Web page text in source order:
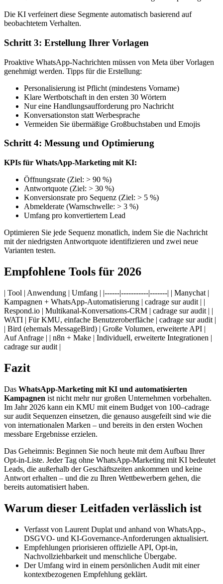
Die KI verfeinert diese Segmente automatisch basierend auf
beobachtetem Verhalten.
Schritt 3: Erstellung Ihrer Vorlagen
Proaktive WhatsApp-Nachrichten müssen von Meta über Vorlagen
genehmigt werden. Tipps für die Erstellung:
Personalisierung ist Pflicht (mindestens Vorname)
Klare Wertbotschaft in den ersten 30 Wörtern
Nur eine Handlungsaufforderung pro Nachricht
Konversationston statt Werbesprache
Vermeiden Sie übermäßige Großbuchstaben und Emojis
Schritt 4: Messung und Optimierung
KPIs für WhatsApp-Marketing mit KI:
Öffnungsrate (Ziel: > 90 %)
Antwortquote (Ziel: > 30 %)
Konversionsrate pro Sequenz (Ziel: > 5 %)
Abmelderate (Warnschwelle: > 3 %)
Umfang pro konvertiertem Lead
Optimieren Sie jede Sequenz monatlich, indem Sie die Nachricht
mit der niedrigsten Antwortquote identifizieren und zwei neue
Varianten testen.
Empfohlene Tools für 2026
| Tool | Anwendung | Umfang | |------|-----------|-------| | Manychat |
Kampagnen + WhatsApp-Automatisierung | cadrage sur audit | |
Respond.io | Multikanal-Konversations-CRM | cadrage sur audit | |
WATI | Für KMU, einfache Benutzeroberfläche | cadrage sur audit |
| Bird (ehemals MessageBird) | Große Volumen, erweiterte API |
Auf Anfrage | | n8n + Make | Individuell, erweiterte Integrationen |
cadrage sur audit |
Fazit
Das WhatsApp-Marketing mit KI und automatisierten
Kampagnen ist nicht mehr nur großen Unternehmen vorbehalten.
Im Jahr 2026 kann ein KMU mit einem Budget von 100–cadrage
sur audit Sequenzen einsetzen, die genauso ausgefeilt sind wie die
von internationalen Marken – und bereits in den ersten Wochen
messbare Ergebnisse erzielen.
Das Geheimnis: Beginnen Sie noch heute mit dem Aufbau Ihrer
Opt-in-Liste. Jeder Tag ohne WhatsApp-Marketing mit KI bedeutet
Leads, die außerhalb der Geschäftszeiten ankommen und keine
Antwort erhalten – und die zu Ihren Wettbewerbern gehen, die
bereits automatisiert haben.
Warum dieser Leitfaden verlässlich ist
Verfasst von Laurent Duplat und anhand von WhatsApp-,
DSGVO- und KI-Governance-Anforderungen aktualisiert.
Empfehlungen priorisieren offizielle API, Opt-in,
Nachvollziehbarkeit und menschliche Übergabe.
Der Umfang wird in einem persönlichen Audit mit einer
kontextbezogenen Empfehlung geklärt.